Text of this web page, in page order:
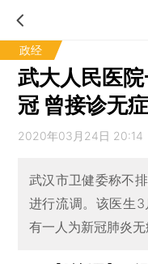
政经
武大人民医
冠 曾接诊无
2020年03月24日 20:14
武汉市卫健委称不
进行流调。该医生3
有一人为新冠肺炎